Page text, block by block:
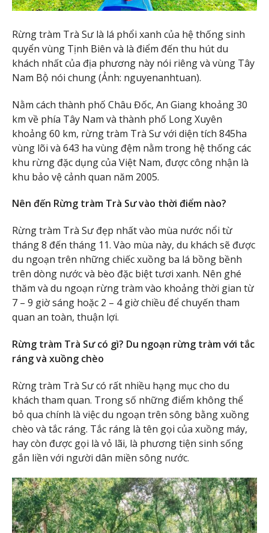
Rừng tràm Trà Sư là lá phổi xanh của hệ thống sinh
quyển vùng Tịnh Biên và là điểm đến thu hút du
khách nhất của địa phương này nói riêng và vùng Tây
Nam Bộ nói chung (Ảnh: nguyenanhtuan).
Nằm cách thành phố Châu Đốc, An Giang khoảng 30
km về phía Tây Nam và thành phố Long Xuyên
khoảng 60 km, rừng tràm Trà Sư với diện tích 845ha
vùng lõi và 643 ha vùng đệm nằm trong hệ thống các
khu rừng đặc dụng của Việt Nam, được công nhận là
khu bảo vệ cảnh quan năm 2005.
Nên đến Rừng tràm Trà Sư vào thời điểm nào?
Rừng tràm Trà Sư đẹp nhất vào mùa nước nổi từ
tháng 8 đến tháng 11. Vào mùa này, du khách sẽ được
du ngoạn trên những chiếc xuồng ba lá bồng bềnh
trên dòng nước và bèo đặc biệt tươi xanh. Nên ghé
thăm và du ngoạn rừng tràm vào khoảng thời gian từ
7 – 9 giờ sáng hoặc 2 – 4 giờ chiều để chuyến tham
quan an toàn, thuận lợi.
Rừng tràm Trà Sư có gì? Du ngoạn rừng tràm với tắc
ráng và xuồng chèo
Rừng tràm Trà Sư có rất nhiều hạng mục cho du
khách tham quan. Trong số những điểm không thể
bỏ qua chính là việc du ngoạn trên sông bằng xuồng
chèo và tắc ráng. Tắc ráng là tên gọi của xuồng máy,
hay còn được gọi là vỏ lãi, là phương tiện sinh sống
gắn liền với người dân miền sông nước.